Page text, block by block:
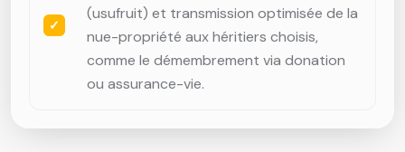
(usufruit) et transmission optimisée de la
nue-propriété aux héritiers choisis,
comme le démembrement via donation
ou assurance-vie.